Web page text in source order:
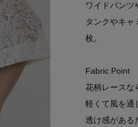
ワイドパンツ
タンクやキャ
枚。
Fabric Point
花柄レースな
軽くて風を通
透け感がある